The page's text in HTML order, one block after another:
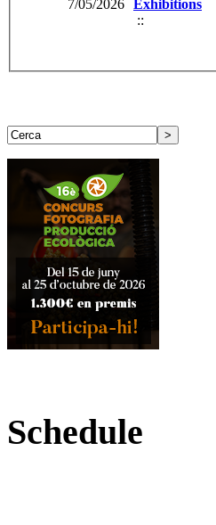
7/05/2026 Exhibitions
::
Schedule